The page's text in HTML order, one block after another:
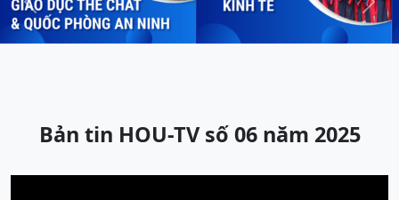
Previous Next
Bản tin HOU-TV số 06 năm 2025